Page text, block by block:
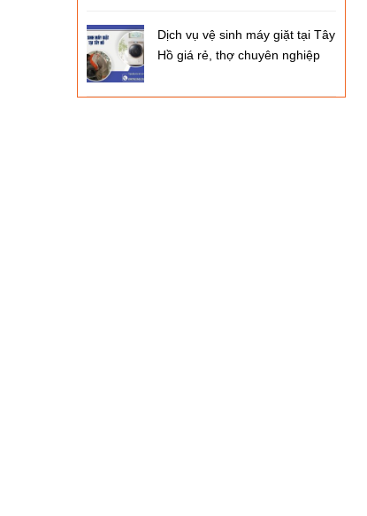
Dịch vụ vệ sinh máy giặt tại Tây
Hồ giá rẻ, thợ chuyên nghiệp